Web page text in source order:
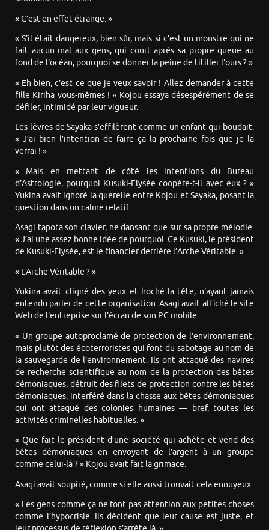
« C’est en effet étrange. »
« S’il était dangereux, bien sûr, mais si c’est un monstre qui ne
fait aucun mal aux gens, qui court après sa propre queue au
fond de l’océan, pourquoi se donner la peine de titiller l’ours ? »
« Eh bien, c’est ce que je veux savoir ! Allez demander à cette
fille Kiriha vous-mêmes ! » Kojou essaya désespérément de se
défiler, intimidé par leur vigueur.
Les lèvres de Sayaka s’effilèrent comme un enfant qui boudait.
« J’ai bien l’intention de faire ça la prochaine fois que je la
verrai ! »
« Mais en mettant de côté les intentions du Bureau
d’Astrologie, pourquoi Kusuki-Elysée coopère-t-il avec eux ? »
Yukina avait ignoré la querelle entre Kojou et Sayaka, posant la
question dans un calme relatif.
Asagi tapota son clavier, ne dansant que sur sa propre mélodie.
« J’ai une assez bonne idée de pourquoi. Ce Kusuki, le président
de Kusuki-Elysée, est le financier derrière l’Arche Véritable. »
« L’Arche Véritable ? »
Yukina avait cligné des yeux et hoché la tête, n’ayant jamais
entendu parler de cette organisation. Asagi avait affiché le site
Web de l’entreprise sur l’écran de son PC mobile.
« Un groupe autoproclamé de protection de l’environnement,
mais plutôt des écoterroristes qui font du sabotage au nom de
la sauvegarde de l’environnement. Ils ont attaqué des navires
de recherche scientifique au nom de la protection des bêtes
démoniaques, détruit des filets de protection contre les bêtes
démoniaques, interféré dans la chasse aux bêtes démoniaques
qui ont attaqué des colonies humaines — bref, toutes les
activités criminelles habituelles. »
« Que fait le président d’une société qui achète et vend des
bêtes démoniaques en envoyant de l’argent à un groupe
comme celui-là ? » Kojou avait fait la grimace.
Asagi avait soupiré, comme si elle aussi trouvait cela ennuyeux.
« Les gens comme ça ne font pas attention aux petites choses
comme l’hypocrisie. Ils décident que leur cause est juste, et